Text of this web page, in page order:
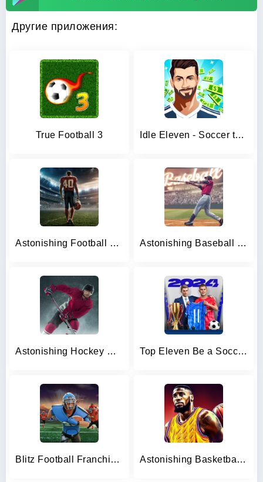
Другие приложения:
True Football 3 Idle Eleven - Soccer tycoon
Astonishing Football Manager Astonishing Baseball Manager
Astonishing Hockey Manager Top Eleven Be a Soccer Manager
Blitz Football Franchise 2024 Astonishing Basketball Manager